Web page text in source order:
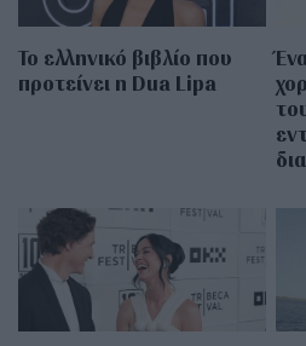
Το ελληνικό βιβλίο που
προτείνει η Dua Lipa